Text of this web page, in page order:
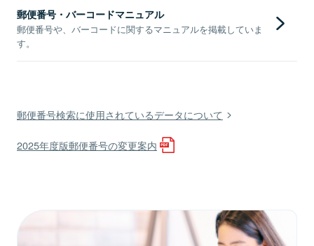
郵便番号・バーコードマニュアル
郵便番号や、バーコードに関するマニュアルを掲載していま
す。
郵便番号検索に使用されているデータについて
2025年度版郵便番号の変更案内